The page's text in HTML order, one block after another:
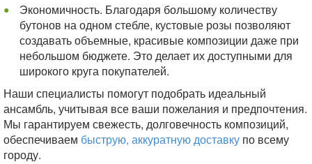
Экономичность. Благодаря большому количеству
бутонов на одном стебле, кустовые розы позволяют
создавать объемные, красивые композиции даже при
небольшом бюджете. Это делает их доступными для
широкого круга покупателей.
Наши специалисты помогут подобрать идеальный
ансамбль, учитывая все ваши пожелания и предпочтения.
Мы гарантируем свежесть, долговечность композиций,
обеспечиваем быструю, аккуратную доставку по всему
городу.